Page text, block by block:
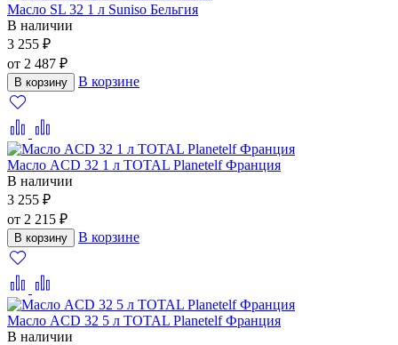
Масло SL 32 1 л Suniso Бельгия
В наличии
3 255 ₽
от 2 487 ₽
В корзину В корзине
Масло ACD 32 1 л TOTAL Planetelf Франция
В наличии
3 255 ₽
от 2 215 ₽
В корзину В корзине
Масло ACD 32 5 л TOTAL Planetelf Франция
В наличии